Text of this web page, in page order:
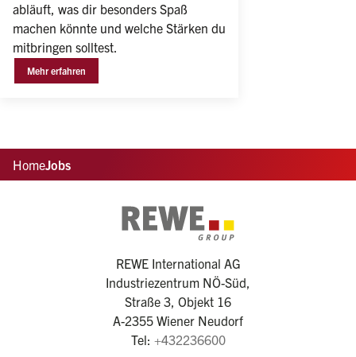
abläuft, was dir besonders Spaß
machen könnte und welche Stärken du
mitbringen solltest.
Mehr erfahren
HomeJobs
REWE International AG
Industriezentrum NÖ-Süd,
Straße 3, Objekt 16
A-2355 Wiener Neudorf
Tel: +432236600